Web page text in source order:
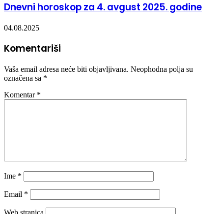
Dnevni horoskop za 4. avgust 2025. godine
04.08.2025
Komentariši
Vaša email adresa neće biti objavljivana. Neophodna polja su
označena sa *
Komentar *
Ime *
Email *